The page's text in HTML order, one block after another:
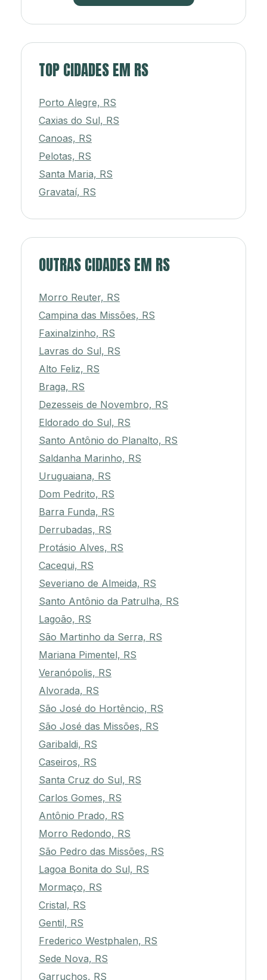
TOP CIDADES EM RS
Porto Alegre, RS
Caxias do Sul, RS
Canoas, RS
Pelotas, RS
Santa Maria, RS
Gravataí, RS
OUTRAS CIDADES EM RS
Morro Reuter, RS
Campina das Missões, RS
Faxinalzinho, RS
Lavras do Sul, RS
Alto Feliz, RS
Braga, RS
Dezesseis de Novembro, RS
Eldorado do Sul, RS
Santo Antônio do Planalto, RS
Saldanha Marinho, RS
Uruguaiana, RS
Dom Pedrito, RS
Barra Funda, RS
Derrubadas, RS
Protásio Alves, RS
Cacequi, RS
Severiano de Almeida, RS
Santo Antônio da Patrulha, RS
Lagoão, RS
São Martinho da Serra, RS
Mariana Pimentel, RS
Veranópolis, RS
Alvorada, RS
São José do Hortêncio, RS
São José das Missões, RS
Garibaldi, RS
Caseiros, RS
Santa Cruz do Sul, RS
Carlos Gomes, RS
Antônio Prado, RS
Morro Redondo, RS
São Pedro das Missões, RS
Lagoa Bonita do Sul, RS
Mormaço, RS
Cristal, RS
Gentil, RS
Frederico Westphalen, RS
Sede Nova, RS
Garruchos, RS